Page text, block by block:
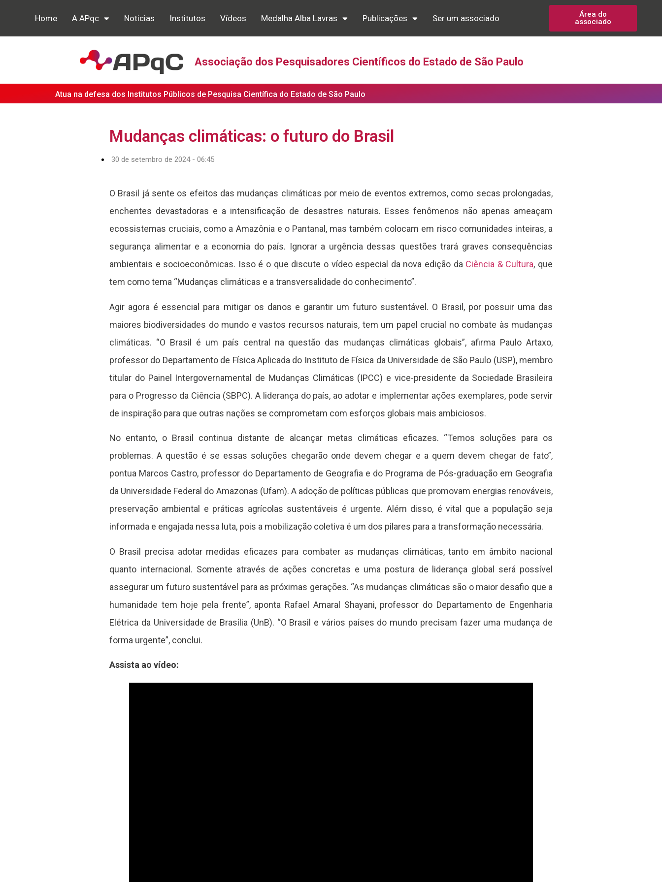
Home A APqc Noticias Institutos Vídeos Medalha Alba Lavras Publicações Ser um associado
Área do
associado
Associação dos Pesquisadores Científicos do Estado de São Paulo
Atua na defesa dos Institutos Públicos de Pesquisa Científica do Estado de São Paulo
Mudanças climáticas: o futuro do Brasil
30 de setembro de 2024 - 06:45
O Brasil já sente os efeitos das mudanças climáticas por meio de eventos extremos, como secas prolongadas,
enchentes devastadoras e a intensificação de desastres naturais. Esses fenômenos não apenas ameaçam
ecossistemas cruciais, como a Amazônia e o Pantanal, mas também colocam em risco comunidades inteiras, a
segurança alimentar e a economia do país. Ignorar a urgência dessas questões trará graves consequências
ambientais e socioeconômicas. Isso é o que discute o vídeo especial da nova edição da Ciência & Cultura, que
tem como tema “Mudanças climáticas e a transversalidade do conhecimento”.
Agir agora é essencial para mitigar os danos e garantir um futuro sustentável. O Brasil, por possuir uma das
maiores biodiversidades do mundo e vastos recursos naturais, tem um papel crucial no combate às mudanças
climáticas. “O Brasil é um país central na questão das mudanças climáticas globais”, afirma Paulo Artaxo,
professor do Departamento de Física Aplicada do Instituto de Física da Universidade de São Paulo (USP), membro
titular do Painel Intergovernamental de Mudanças Climáticas (IPCC) e vice-presidente da Sociedade Brasileira
para o Progresso da Ciência (SBPC). A liderança do país, ao adotar e implementar ações exemplares, pode servir
de inspiração para que outras nações se comprometam com esforços globais mais ambiciosos.
No entanto, o Brasil continua distante de alcançar metas climáticas eficazes. “Temos soluções para os
problemas. A questão é se essas soluções chegarão onde devem chegar e a quem devem chegar de fato”,
pontua Marcos Castro, professor do Departamento de Geografia e do Programa de Pós-graduação em Geografia
da Universidade Federal do Amazonas (Ufam). A adoção de políticas públicas que promovam energias renováveis,
preservação ambiental e práticas agrícolas sustentáveis é urgente. Além disso, é vital que a população seja
informada e engajada nessa luta, pois a mobilização coletiva é um dos pilares para a transformação necessária.
O Brasil precisa adotar medidas eficazes para combater as mudanças climáticas, tanto em âmbito nacional
quanto internacional. Somente através de ações concretas e uma postura de liderança global será possível
assegurar um futuro sustentável para as próximas gerações. “As mudanças climáticas são o maior desafio que a
humanidade tem hoje pela frente”, aponta Rafael Amaral Shayani, professor do Departamento de Engenharia
Elétrica da Universidade de Brasília (UnB). “O Brasil e vários países do mundo precisam fazer uma mudança de
forma urgente”, conclui.
Assista ao vídeo: